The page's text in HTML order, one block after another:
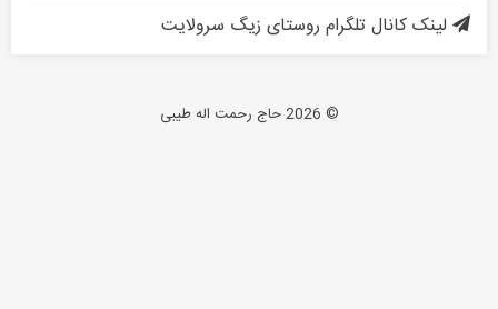
لینک کانال تلگرام روستای زیگ سرولایت
© 2026 حاج رحمت اله طیبی